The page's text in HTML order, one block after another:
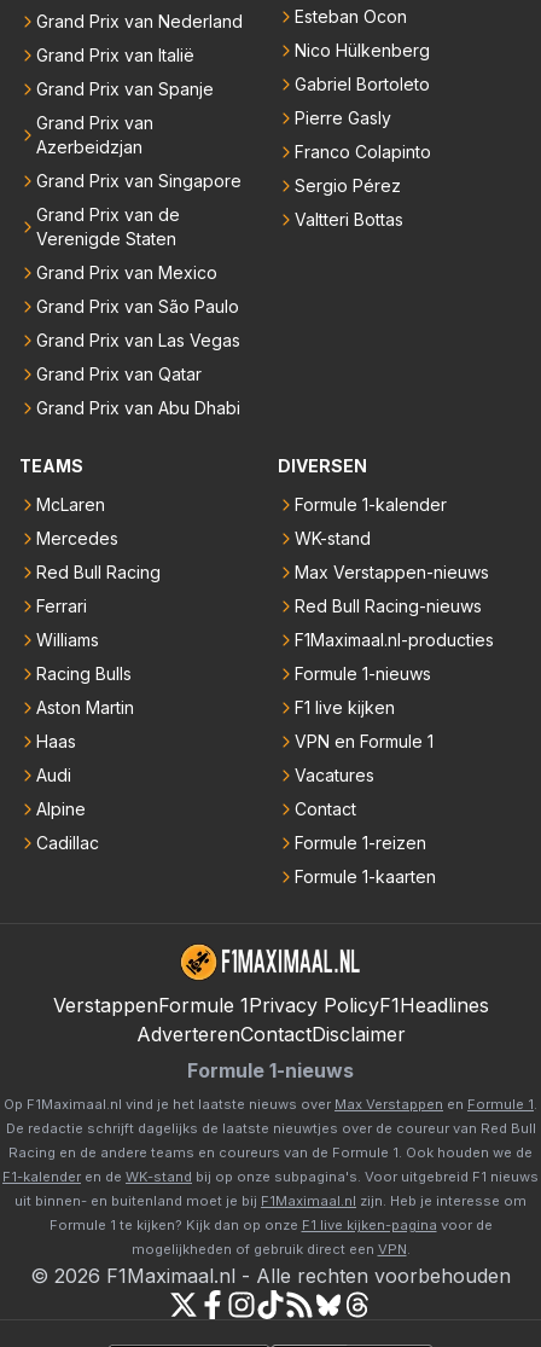
Grand Prix van Nederland
Grand Prix van Italië
Grand Prix van Spanje
Grand Prix van
Azerbeidzjan
Grand Prix van Singapore
Grand Prix van de
Verenigde Staten
Grand Prix van Mexico
Grand Prix van São Paulo
Grand Prix van Las Vegas
Grand Prix van Qatar
Grand Prix van Abu Dhabi
Esteban Ocon
Nico Hülkenberg
Gabriel Bortoleto
Pierre Gasly
Franco Colapinto
Sergio Pérez
Valtteri Bottas
TEAMS
McLaren
Mercedes
Red Bull Racing
Ferrari
Williams
Racing Bulls
Aston Martin
Haas
Audi
Alpine
Cadillac
DIVERSEN
Formule 1-kalender
WK-stand
Max Verstappen-nieuws
Red Bull Racing-nieuws
F1Maximaal.nl-producties
Formule 1-nieuws
F1 live kijken
VPN en Formule 1
Vacatures
Contact
Formule 1-reizen
Formule 1-kaarten
VerstappenFormule 1Privacy PolicyF1Headlines
AdverterenContactDisclaimer
Formule 1-nieuws
Op F1Maximaal.nl vind je het laatste nieuws over Max Verstappen en Formule 1.
De redactie schrijft dagelijks de laatste nieuwtjes over de coureur van Red Bull
Racing en de andere teams en coureurs van de Formule 1. Ook houden we de
F1-kalender en de WK-stand bij op onze subpagina's. Voor uitgebreid F1 nieuws
uit binnen- en buitenland moet je bij F1Maximaal.nl zijn. Heb je interesse om
Formule 1 te kijken? Kijk dan op onze F1 live kijken-pagina voor de
mogelijkheden of gebruik direct een VPN.
© 2026 F1Maximaal.nl - Alle rechten voorbehouden